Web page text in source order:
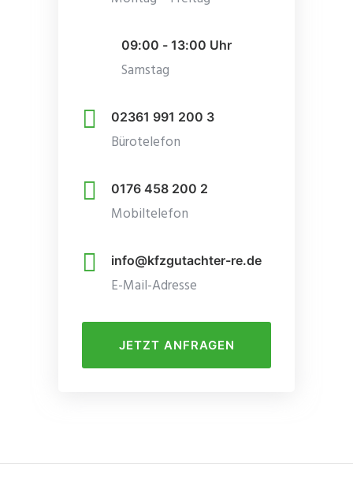
09:00 - 13:00 Uhr
Samstag
02361 991 200 3
Bürotelefon
0176 458 200 2
Mobiltelefon
info@kfzgutachter-re.de
E-Mail-Adresse
JETZT ANFRAGEN